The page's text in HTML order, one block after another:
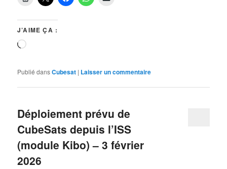
J’AIME ÇA :
Chargement…
Publié dansCubesat | Laisser un commentaire
Déploiement prévu de
CubeSats depuis l’ISS
(module Kibo) – 3 février
2026